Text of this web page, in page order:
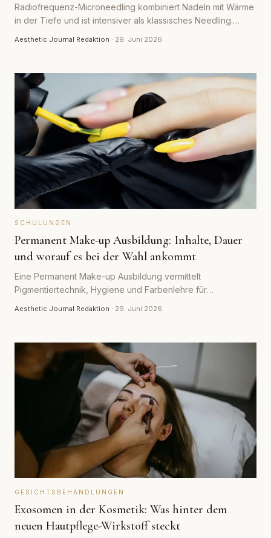
Radiofrequenz-Microneedling kombiniert Nadeln mit Wärme
in der Tiefe und ist intensiver als klassisches Needling.
Aesthetic Journal Redaktion · 29. Juni 2026
SCHULUNGEN
Permanent Make-up Ausbildung: Inhalte, Dauer
und worauf es bei der Wahl ankommt
Eine Permanent Make-up Ausbildung vermittelt
Pigmentiertechnik, Hygiene und Farbenlehre für
Aesthetic Journal Redaktion · 29. Juni 2026
GESICHTSBEHANDLUNGEN
Exosomen in der Kosmetik: Was hinter dem
neuen Hautpflege-Wirkstoff steckt